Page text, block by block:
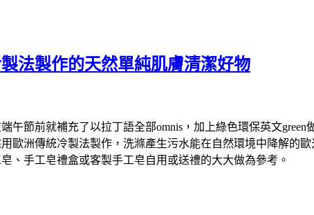
法製作的天然單純肌膚清潔好物
節前就補充了以拉丁語全部omnis，加上綠色環保英文green
洲傳統冷製法製作，洗滌產生污水能在自然環境中降解的歐
、手工皂禮盒或客製手工皂自用或送禮的大大做為參考。